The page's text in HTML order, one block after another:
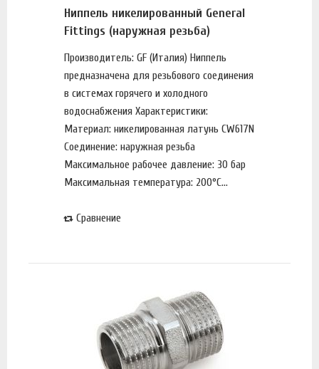
Ниппель никелированный General
Fittings (наружная резьба)
Производитель: GF (Италия) Ниппель
предназначена для резьбового соединения
в системах горячего и холодного
водоснабжения Характеристики:
Материал: никелированная латунь CW617N
Соединение: наружная резьба
Максимальное рабочее давление: 30 бар
Максимальная температура: 200°С...
Сравнение